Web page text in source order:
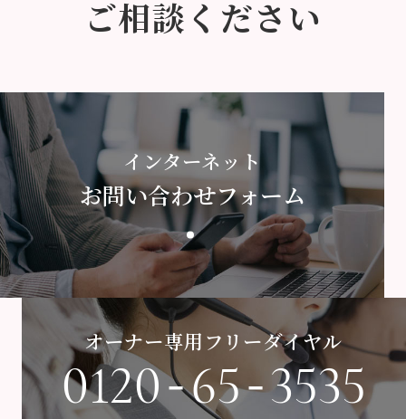
ご相談ください
インターネット
お問い合わせフォーム
オーナー専用フリーダイヤル
0120-65-3535